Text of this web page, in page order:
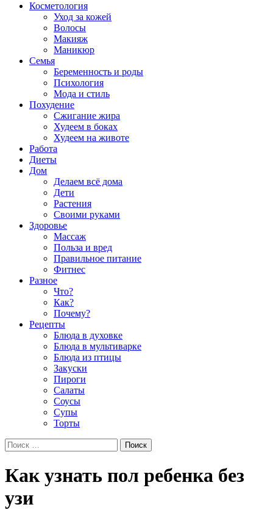
Косметология
Уход за кожей
Волосы
Макияж
Маникюр
Семья
Беременность и роды
Психология
Мода и стиль
Похудение
Сжигание жира
Худеем в боках
Худеем на животе
Работа
Диеты
Дом
Делаем всё дома
Дети
Растения
Своими руками
Здоровье
Массаж
Польза и вред
Правильное питание
Фитнес
Разное
Что?
Как?
Почему?
Рецепты
Блюда в духовке
Блюда в мультиварке
Блюда из птицы
Закуски
Пироги
Салаты
Соусы
Супы
Торты
Как узнать пол ребенка без
узи